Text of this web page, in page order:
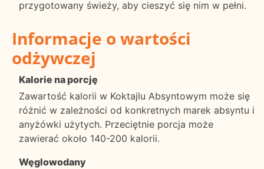
przygotowany świeży, aby cieszyć się nim w pełni.
Informacje o wartości
odżywczej
Kalorie na porcję
Zawartość kalorii w Koktajlu Absyntowym może się
różnić w zależności od konkretnych marek absyntu i
anyżówki użytych. Przeciętnie porcja może
zawierać około 140-200 kalorii.
Węglowodany